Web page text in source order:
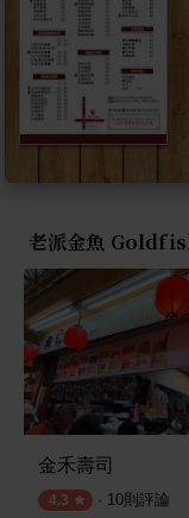
老派金魚
金禾壽司
4.3 · 10則評論